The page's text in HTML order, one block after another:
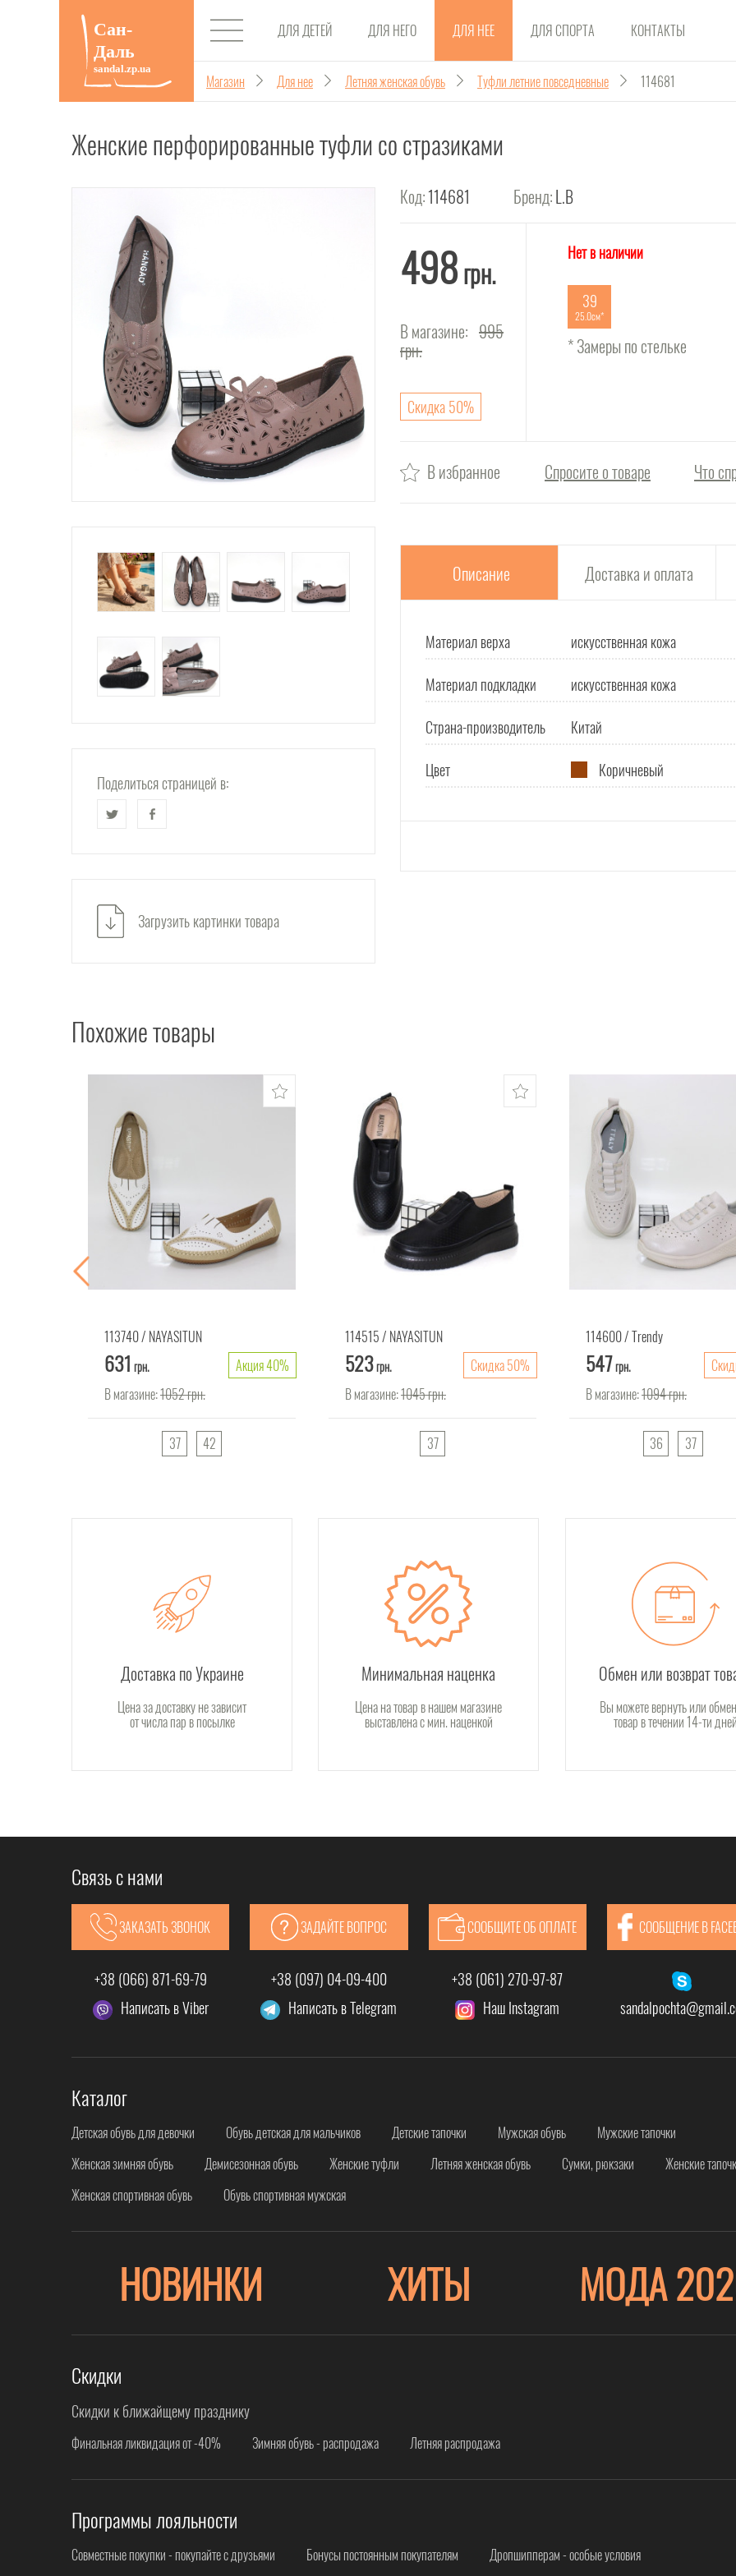
ДЛЯ ДЕТЕЙ ДЛЯ НЕГО ДЛЯ НЕЕ ДЛЯ СПОРТА КОНТАКТЫ
Магазин Для нее Летняя женская обувь Туфли летние повседневные 114681
Женские перфорированные туфли со стразиками
Поделиться страницей в:
Загрузить картинки товара
Код:114681 Бренд:L.B
498грн.
В магазине: 995
грн.
Скидка 50%
Нет в наличии
39
25.0см
* Замеры по стельке
В избранное Спросите о товаре Что
Описание Доставка и оплата
Материал верха
искусственная кожа
Материал подкладки
искусственная кожа
Страна-производитель
Китай
Цвет
Коричневый
Похожие товары
113740 NAYASITUN
631 грн.
Акция 40%
В магазине:1052грн.
37 42
114515 NAYASITUN
523грн.
Скидка 50%
В магазине:1045грн.
37
114600 Trendy
547грн.
В магазине:1094грн.
36 37
Доставка по Украине
Цена за доставку не зависит
от числа пар в посылке
Минимальная наценка
Цена на товар в нашем магазине
выставлена с мин. наценкой
Обмен или возврат
Вы можете вернуть или
товар в течении 14-ти дней
Связь с нами
ЗАКАЗАТЬ ЗВОНОК ЗАДАЙТЕ ВОПРОС СООБЩИТЕ ОБ ОПЛАТЕ СООБЩЕНИЕ В
+38 (066) 871-69-79 +38 (097) 04-09-400
+38 (061) 270-97-87
Написать в Viber
Написать в Telegram Наш Instagram
Каталог
Детская обувь для девочки Обувь детская для мальчиков Детские тапочки Мужская обувь
Мужские тапочки
Женская зимняя обувь
Демисезонная обувь Женские туфли Летняя женская обувь Сумки, рюкзаки
Женские
Женская спортивная обувь
Обувь спортивная мужская
НОВИНКИ ХИТЫ МОДА
Скидки
Скидки к ближайщему празднику
Финальная ликвидация от -40% Зимняя обувь - распродажа Летняя распродажа
Программы лояльности
Совместные покупки - покупайте с друзьями Бонусы постоянным покупателям Дропшипперам - особые условия